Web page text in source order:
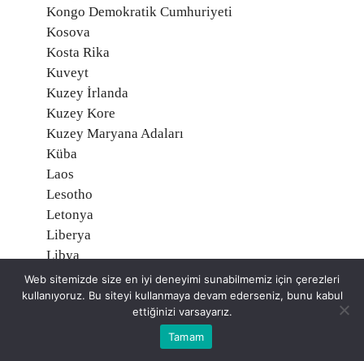
Kongo Demokratik Cumhuriyeti
Kosova
Kosta Rika
Kuveyt
Kuzey İrlanda
Kuzey Kore
Kuzey Maryana Adaları
Küba
Laos
Lesotho
Letonya
Liberya
Libya
Liechtenstein
Litvanya
Web sitemizde size en iyi deneyimi sunabilmemiz için çerezleri
kullanıyoruz. Bu siteyi kullanmaya devam ederseniz, bunu kabul
ettiğinizi varsayarız.
Tamam